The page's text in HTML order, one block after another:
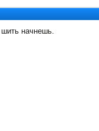
шить начнешь.